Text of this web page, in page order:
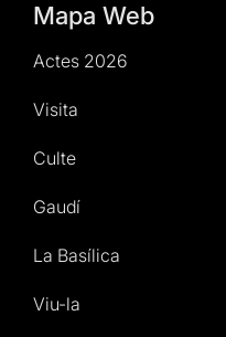
Mapa Web
Actes 2026
Visita
Culte
Gaudí
La Basílica
Viu-la